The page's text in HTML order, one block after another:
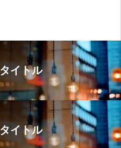
タイトル
タイトル